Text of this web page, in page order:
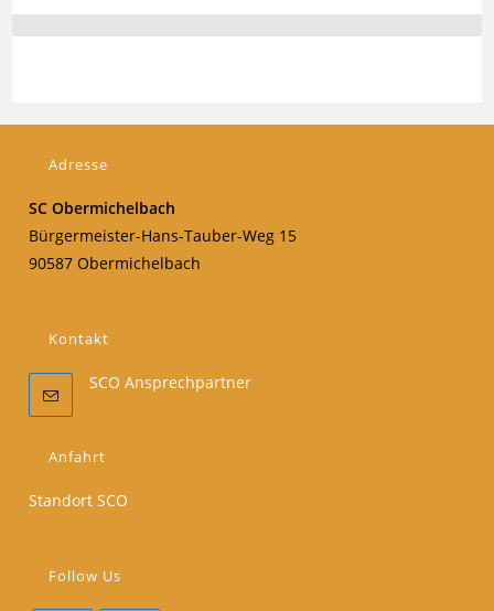
Adresse
SC Obermichelbach
Bürgermeister-Hans-Tauber-Weg 15
90587 Obermichelbach
Kontakt
SCO Ansprechpartner
Anfahrt
Standort SCO
Follow Us